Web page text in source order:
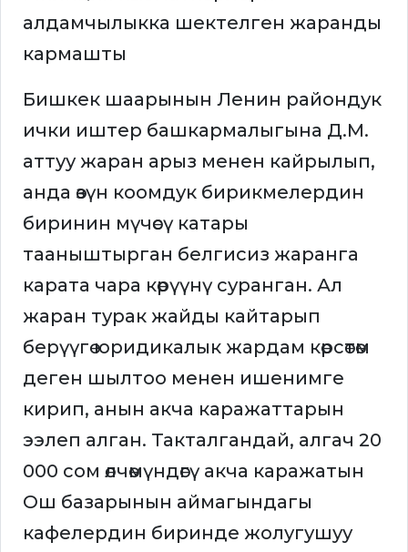
алдамчылыкка шектелген жаранды
кармашты
Бишкек шаарынын Ленин райондук
ички иштер башкармалыгына Д.М.
аттуу жаран арыз менен кайрылып,
анда өзүн коомдук бирикмелердин
биринин мүчөсү катары
тааныштырган белгисиз жаранга
карата чара көрүүнү суранган. Ал
жаран турак жайды кайтарып
берүүгө юридикалык жардам көрсөтөм
деген шылтоо менен ишенимге
кирип, анын акча каражаттарын
ээлеп алган. Такталгандай, алгач 20
000 сом өлчөмүндөгү акча каражатын
Ош базарынын аймагындагы
кафелердин биринде жолугушуу